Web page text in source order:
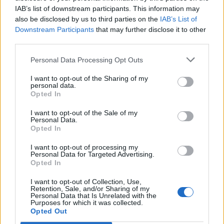
IAB’s list of downstream participants. This information may
also be disclosed by us to third parties on the IAB’s List of
Downstream Participants that may further disclose it to other
Personal Data Processing Opt Outs
I want to opt-out of the Sharing of my
personal data.
Opted In
I want to opt-out of the Sale of my
Personal Data.
Opted In
I want to opt-out of processing my
Personal Data for Targeted Advertising.
Opted In
I want to opt-out of Collection, Use,
Retention, Sale, and/or Sharing of my
Personal Data that Is Unrelated with the
Purposes for which it was collected.
Opted Out
Μυστήριο με UFO σε
σχήμα… ντόνατ
Κορωνοϊός, Πέτσας: Δεν
πρόκειται να πάμε σε